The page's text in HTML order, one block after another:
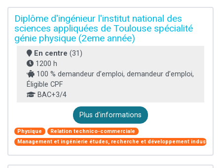
Diplôme d'ingénieur l'institut national des
sciences appliquées de Toulouse spécialité
génie physique (2eme année)
En centre (31)
1200 h
100 % demandeur d’emploi, demandeur d’emploi,
Éligible CPF
BAC+3/4
Plus d'informations
Physique
Relation technico-commerciale
Management et ingénierie études, recherche et développement industriel